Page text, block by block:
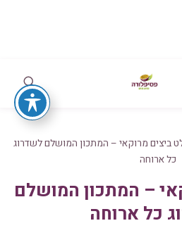
ביצים מרוקאי – המתכון המושלם לשדרוג
כל ארוחה
– המתכון המושלם
כל ארוחה